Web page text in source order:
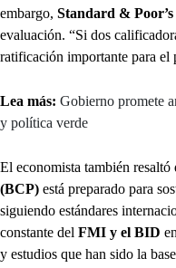
embargo, Standard & Poor’s
evaluación. “Si dos
ratificación importante para el
Lea más: Gobierno promete
y política verde
El economista también resaltó
(BCP) está preparado para
siguiendo estándares
constante del FMI y el BID
y estudios que han sido la